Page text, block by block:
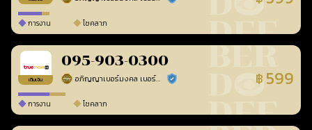
การงาน โชคลาภ
เติมเงิน
095-903-0300
อภิญญาเบอร์มงคล เบอร์สวยเลขศาสตร์ ร้านยืนยันแล้ว ฿ 599
การงาน โชคลาภ